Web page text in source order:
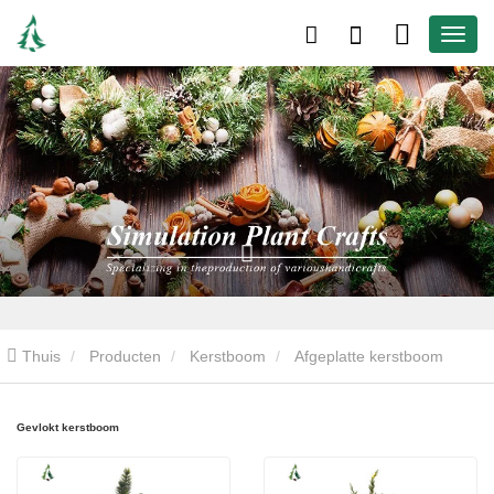
Thuis Producten Kerstboom Afgeplatte kerstboom
Gevlokt kerstboom